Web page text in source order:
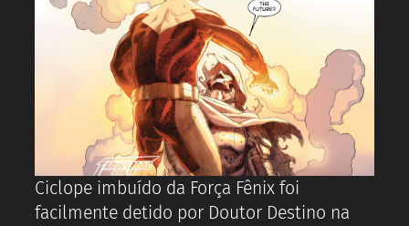
Ciclope imbuído da Força Fênix foi
facilmente detido por Doutor Destino na